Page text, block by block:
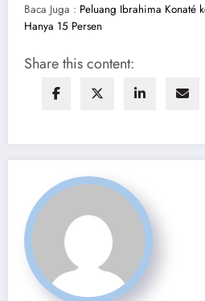
Baca Juga : Peluang Ibrahima Konaté
Hanya 15 Persen
Share this content: